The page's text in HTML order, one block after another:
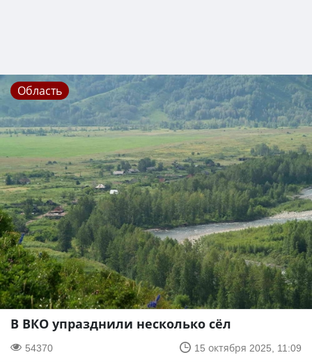
Область
В ВКО упразднили несколько сёл
54370 15 октября 2025, 11:09